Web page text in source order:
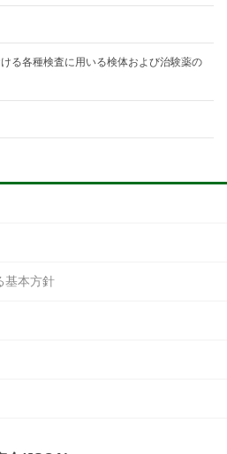
る各種検査に用いる検体および治験薬の
基本方針